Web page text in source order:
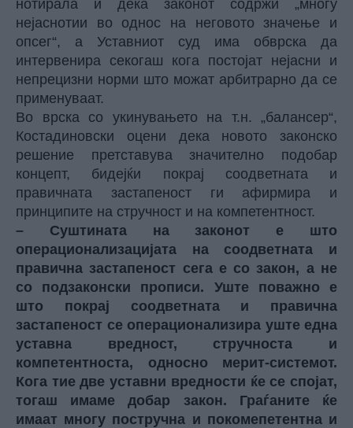
нотирала и дека законот содржи „многу
нејаснотии во однос на неговото значење и
опсег“, а Уставниот суд има обврска да
интервенира секогаш кога постојат нејасни и
непрецизни норми што можат арбитрарно да се
применуваат.
Во врска со укинувањето на т.н. „балансер“,
Костадиновски оцени дека новото законско
решение претставува значително подобар
концепт, бидејќи покрај соодветната и
правичната застапеност ги афирмира и
принципите на стручност и на компетентност.
– Суштината на законот е што
операционализацијата на соодветната и
правична застапеност сега е со закон, а не
со подзаконски прописи. Уште поважно е
што покрај соодветната и правична
застапеност се операционализира уште една
уставна вредност, стручноста и
компетентноста, односно мерит-системот.
Кога тие две уставни вредности ќе се спојат,
тогаш имаме добар закон. Граѓаните ќе
имаат многу постручна и покомепетентна и